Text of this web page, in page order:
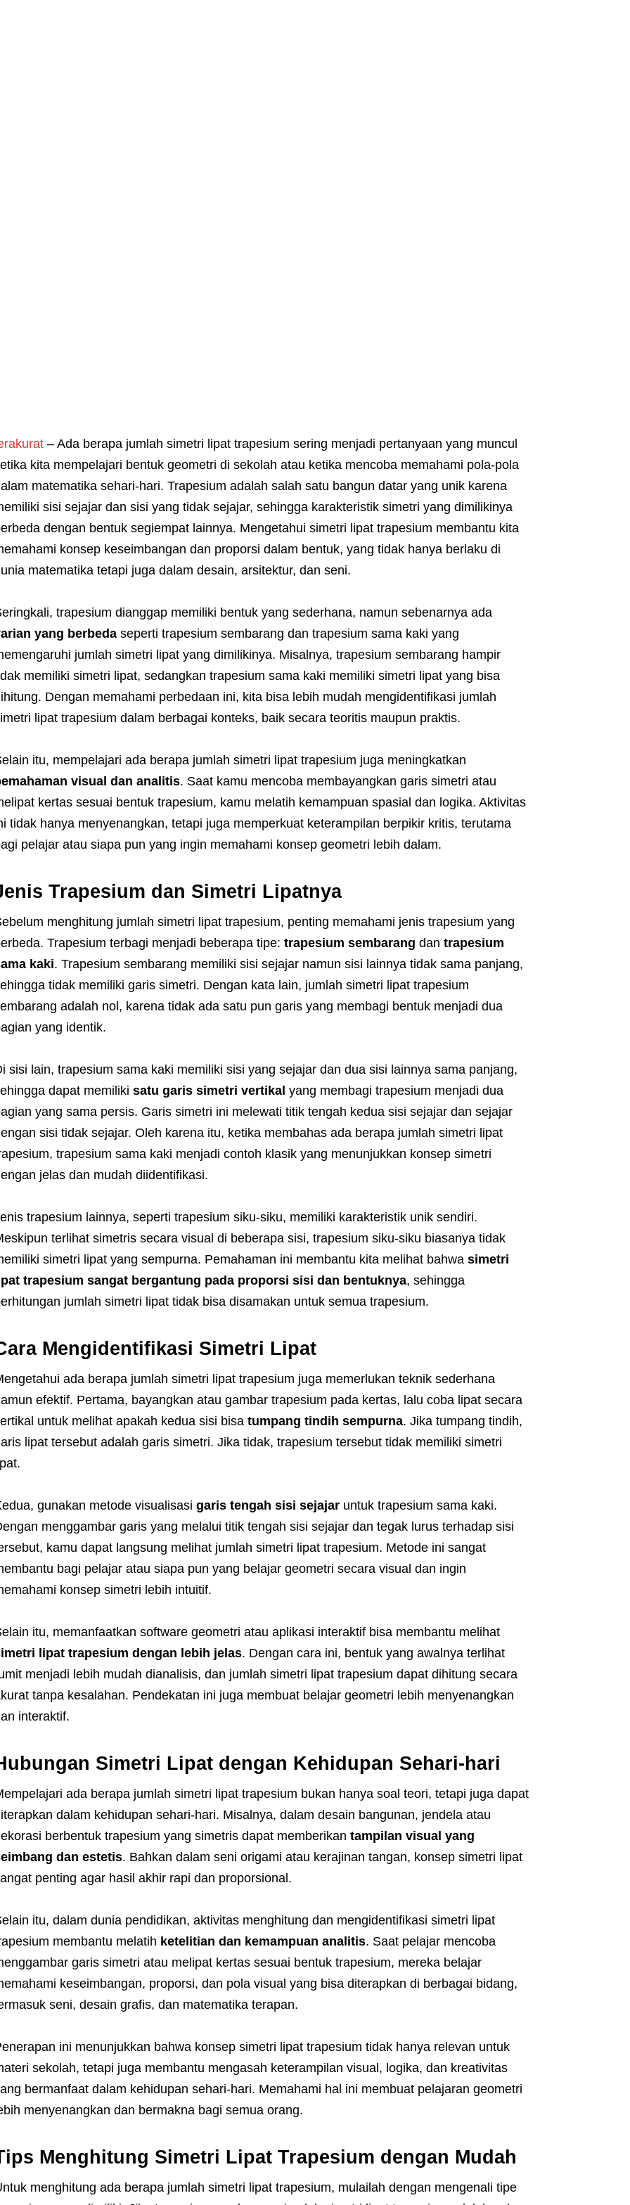
– Ada berapa jumlah simetri lipat trapesium sering menjadi pertanyaan yang muncul
kita mempelajari bentuk geometri di sekolah atau ketika mencoba memahami pola-pola
matematika sehari-hari. Trapesium adalah salah satu bangun datar yang unik karena
sisi sejajar dan sisi yang tidak sejajar, sehingga karakteristik simetri yang dimilikinya
dengan bentuk segiempat lainnya. Mengetahui simetri lipat trapesium membantu kita
konsep keseimbangan dan proporsi dalam bentuk, yang tidak hanya berlaku di
matematika tetapi juga dalam desain, arsitektur, dan seni.
trapesium dianggap memiliki bentuk yang sederhana, namun sebenarnya ada
yang berbedaseperti trapesium sembarang dan trapesium sama kaki yang
jumlah simetri lipat yang dimilikinya. Misalnya, trapesium sembarang hampir
memiliki simetri lipat, sedangkan trapesium sama kaki memiliki simetri lipat yang bisa
Dengan memahami perbedaan ini, kita bisa lebih mudah mengidentifikasi jumlah
lipat trapesium dalam berbagai konteks, baik secara teoritis maupun praktis.
itu, mempelajari ada berapa jumlah simetri lipat trapesium juga meningkatkan
visual dan analitis. Saat kamu mencoba membayangkan garis simetri atau
kertas sesuai bentuk trapesium, kamu melatih kemampuan spasial dan logika. Aktivitas
tidak hanya menyenangkan, tetapi juga memperkuat keterampilan berpikir kritis, terutama
pelajar atau siapa pun yang ingin memahami konsep geometri lebih dalam.
Trapesium dan Simetri Lipatnya
menghitung jumlah simetri lipat trapesium, penting memahami jenis trapesium yang
Trapesium terbagi menjadi beberapa tipe: trapesium sembarang dan trapesium
kaki. Trapesium sembarang memiliki sisi sejajar namun sisi lainnya tidak sama panjang,
tidak memiliki garis simetri. Dengan kata lain, jumlah simetri lipat trapesium
adalah nol, karena tidak ada satu pun garis yang membagi bentuk menjadi dua
yang identik.
sisi lain, trapesium sama kaki memiliki sisi yang sejajar dan dua sisi lainnya sama panjang,
dapat memiliki satu garis simetri vertikal yang membagi trapesium menjadi dua
yang sama persis. Garis simetri ini melewati titik tengah kedua sisi sejajar dan sejajar
sisi tidak sejajar. Oleh karena itu, ketika membahas ada berapa jumlah simetri lipat
trapesium sama kaki menjadi contoh klasik yang menunjukkan konsep simetri
jelas dan mudah diidentifikasi.
trapesium lainnya, seperti trapesium siku-siku, memiliki karakteristik unik sendiri.
terlihat simetris secara visual di beberapa sisi, trapesium siku-siku biasanya tidak
simetri lipat yang sempurna. Pemahaman ini membantu kita melihat bahwa simetri
trapesium sangat bergantung pada proporsi sisi dan bentuknya, sehingga
jumlah simetri lipat tidak bisa disamakan untuk semua trapesium.
Mengidentifikasi Simetri Lipat
ada berapa jumlah simetri lipat trapesium juga memerlukan teknik sederhana
efektif. Pertama, bayangkan atau gambar trapesium pada kertas, lalu coba lipat secara
untuk melihat apakah kedua sisi bisa tumpang tindih sempurna. Jika tumpang tindih,
lipat tersebut adalah garis simetri. Jika tidak, trapesium tersebut tidak memiliki simetri
gunakan metode visualisasi garis tengah sisi sejajaruntuk trapesium sama kaki.
menggambar garis yang melalui titik tengah sisi sejajar dan tegak lurus terhadap sisi
kamu dapat langsung melihat jumlah simetri lipat trapesium. Metode ini sangat
bagi pelajar atau siapa pun yang belajar geometri secara visual dan ingin
konsep simetri lebih intuitif.
itu, memanfaatkan software geometri atau aplikasi interaktif bisa membantu melihat
lipat trapesium dengan lebih jelas. Dengan cara ini, bentuk yang awalnya terlihat
menjadi lebih mudah dianalisis, dan jumlah simetri lipat trapesium dapat dihitung secara
tanpa kesalahan. Pendekatan ini juga membuat belajar geometri lebih menyenangkan
interaktif.
Simetri Lipat dengan Kehidupan Sehari-hari
ada berapa jumlah simetri lipat trapesium bukan hanya soal teori, tetapi juga dapat
dalam kehidupan sehari-hari. Misalnya, dalam desain bangunan, jendela atau
berbentuk trapesium yang simetris dapat memberikan tampilan visual yang
dan estetis. Bahkan dalam seni origami atau kerajinan tangan, konsep simetri lipat
penting agar hasil akhir rapi dan proporsional.
itu, dalam dunia pendidikan, aktivitas menghitung dan mengidentifikasi simetri lipat
membantu melatih ketelitian dan kemampuan analitis. Saat pelajar mencoba
garis simetri atau melipat kertas sesuai bentuk trapesium, mereka belajar
keseimbangan, proporsi, dan pola visual yang bisa diterapkan di berbagai bidang,
seni, desain grafis, dan matematika terapan.
ini menunjukkan bahwa konsep simetri lipat trapesium tidak hanya relevan untuk
sekolah, tetapi juga membantu mengasah keterampilan visual, logika, dan kreativitas
bermanfaat dalam kehidupan sehari-hari. Memahami hal ini membuat pelajaran geometri
menyenangkan dan bermakna bagi semua orang.
Menghitung Simetri Lipat Trapesium dengan Mudah
menghitung ada berapa jumlah simetri lipat trapesium, mulailah dengan mengenali tipe